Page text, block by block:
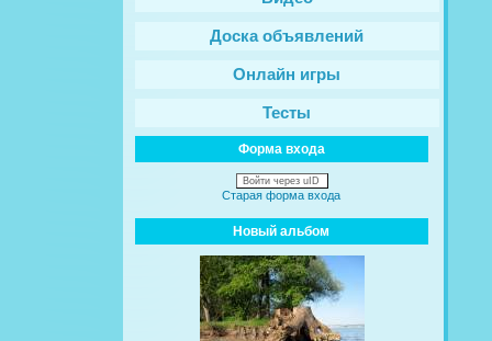
Доска объявлений
Онлайн игры
Тесты
Форма входа
Войти через uID
Старая форма входа
Новый альбом